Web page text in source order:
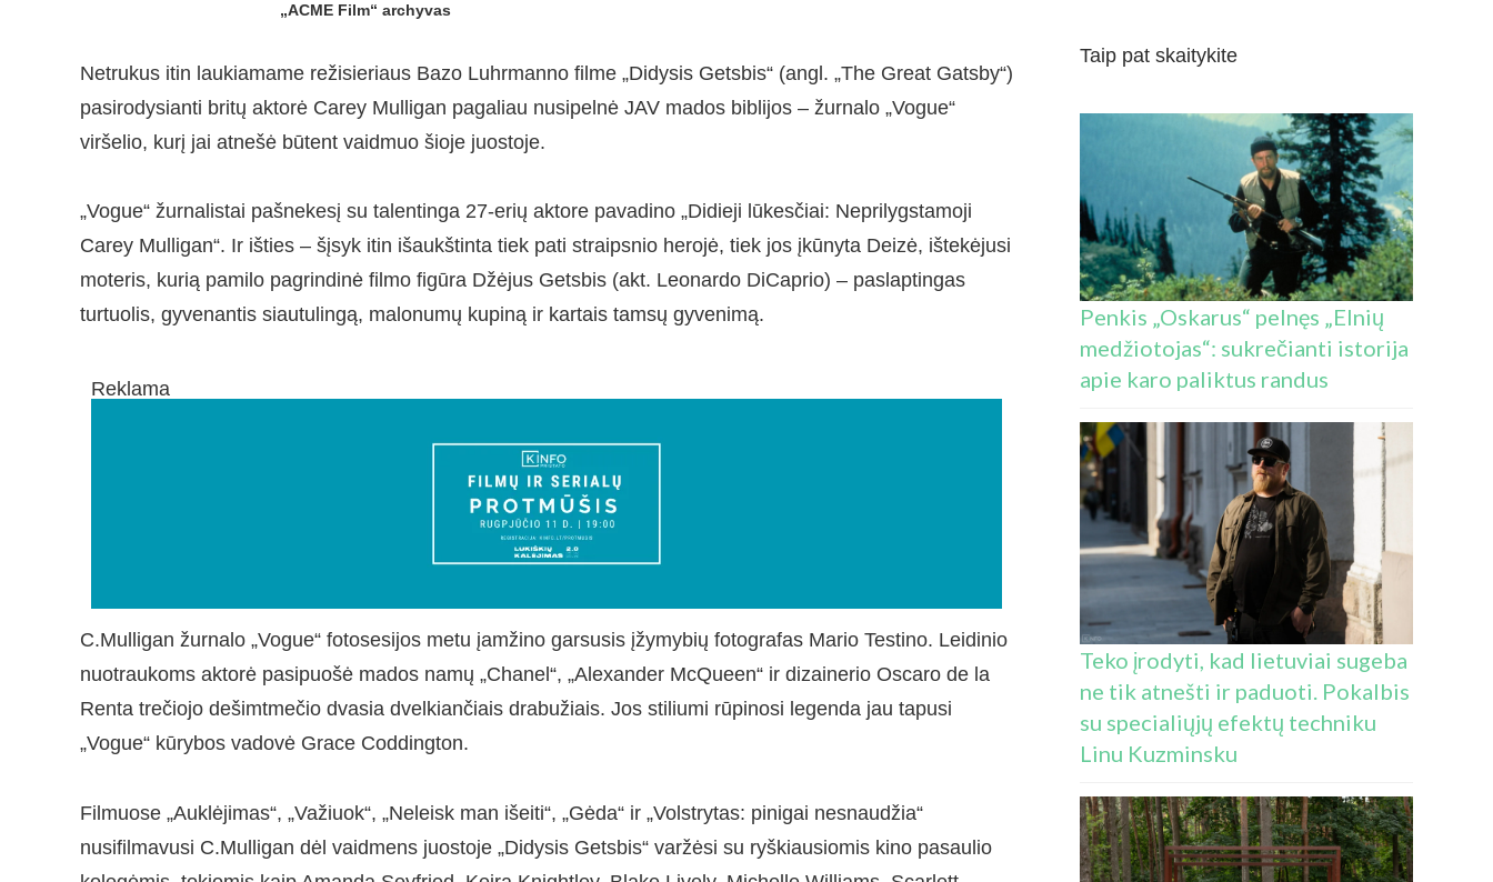
„ACME Film“ archyvas
Netrukus itin laukiamame režisieriaus Bazo Luhrmanno filme „Didysis Getsbis“ (angl. „The Great Gatsby“)
pasirodysianti britų aktorė Carey Mulligan pagaliau nusipelnė JAV mados biblijos – žurnalo „Vogue“
viršelio, kurį jai atnešė būtent vaidmuo šioje juostoje.
„Vogue“ žurnalistai pašnekesį su talentinga 27-erių aktore pavadino „Didieji lūkesčiai: Neprilygstamoji
Carey Mulligan“. Ir išties – šįsyk itin išaukštinta tiek pati straipsnio herojė, tiek jos įkūnyta Deizė, ištekėjusi
moteris, kurią pamilo pagrindinė filmo figūra Džėjus Getsbis (akt. Leonardo DiCaprio) – paslaptingas
turtuolis, gyvenantis siautulingą, malonumų kupiną ir kartais tamsų gyvenimą.
Reklama
C.Mulligan žurnalo „Vogue“ fotosesijos metu įamžino garsusis įžymybių fotografas Mario Testino. Leidinio
nuotraukoms aktorė pasipuošė mados namų „Chanel“, „Alexander McQueen“ ir dizainerio Oscaro de la
Renta trečiojo dešimtmečio dvasia dvelkiančiais drabužiais. Jos stiliumi rūpinosi legenda jau tapusi
„Vogue“ kūrybos vadovė Grace Coddington.
Filmuose „Auklėjimas“, „Važiuok“, „Neleisk man išeiti“, „Gėda“ ir „Volstrytas: pinigai nesnaudžia“
nusifilmavusi C.Mulligan dėl vaidmens juostoje „Didysis Getsbis“ varžėsi su ryškiausiomis kino pasaulio
Taip pat skaitykite
Penkis „Oskarus“ pelnęs „Elnių
medžiotojas“: sukrečianti istorija
apie karo paliktus randus
Teko įrodyti, kad lietuviai sugeba
ne tik atnešti ir paduoti. Pokalbis
su specialiųjų efektų techniku
Linu Kuzminsku